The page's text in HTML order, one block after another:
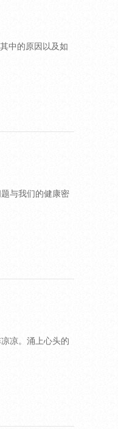
中的原因以及如
与我们的健康密
凉。涌上心头的